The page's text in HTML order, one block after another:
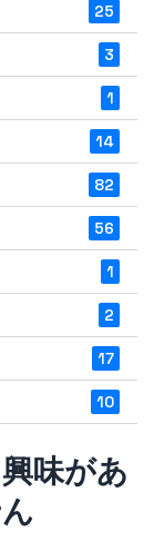
25
3
1
14
82
56
1
2
17
10
味があ